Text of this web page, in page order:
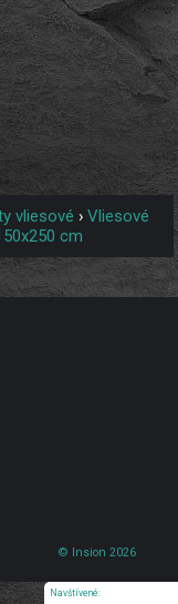
vliesové ›Vliesové
cm
© Insion 2026
Navštívené: